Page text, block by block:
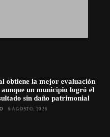
obtiene la mejor evaluación
aunque un municipio logró el
sin daño patrimonial
6 AGOSTO, 2026